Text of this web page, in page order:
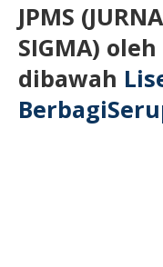
JPMS
SIGMA) oleh
dibawah